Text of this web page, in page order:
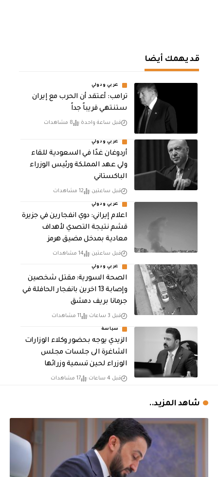
قد يهمك أيضا
عربي ودولي
‏ترامب: أعتقد أن الحرب مع إيران
ستنتهي قريباً جداً
قبل ساعة واحدة 8 مشاهدات
عربي ودولي
أردوغان غدًا في السعودية للقاء
ولي عهد المملكة ورئيس الوزراء
الباكستاني
قبل ساعتين 12 مشاهدات
عربي ودولي
اعلام إيراني: دوي انفجارين في جزيرة
قشم نتيجة التصدي لأهداف
معادية بمدخل مضيق هرمز
قبل ساعتين 14 مشاهدات
عربي ودولي
الصحة السورية: مقتل شخصين
وإصابة 13 اخرين بانفجار الحافلة في
جرمانا بريف دمشق
قبل 3 ساعات 11 مشاهدات
سياسة
الزيدي يوجه بحضور وكلاء الوزارات
الشاغرة الى جلسات مجلس
الوزراء لحين تسمية وزرائها
قبل 4 ساعات 17 مشاهدات
شاهد المزيد..